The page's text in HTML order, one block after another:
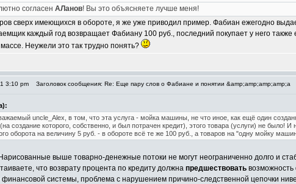
согласен АЛанов! Вы это объясняете лучше меня!
сверх имеющихся в обороте, я же уже приводил пример. Фабиан ежегодно
каждый год возвращает Фабиану 100 руб., последний покупает у него
Неужели это так трудно понять?
3:10 pm Заголовок сообщения: Re: Еще пару слов о Фабиане и понятии &amp;amp;amp;amp;a
uncle_Alex, в том, что эта услуга - мойка машины, не что иное, как ещё один
создание которого, собственно, и был потрачен кредит), этого товара (услуги) не было!
оборота на величину 5 руб. - в обороте всё те же 100 руб., а товаров на "одну мойку
выше товарно-денежные потоки не могут неограниченно долго и
что возврату процента по кредиту должна предшествовать возможность
системы, проблема с нарушением причино-следственной цепочки